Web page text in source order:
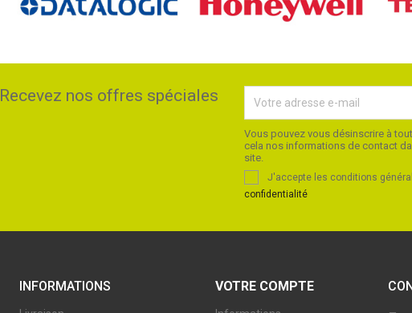
Recevez nos offres spéciales
Vous pouvez vous désinscrire à
cela nos informations de contact
site.
J'accepte les conditions
confidentialité
INFORMATIONS VOTRE COMPTE